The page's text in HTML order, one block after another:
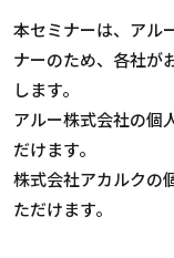
本セミナーは、アル
ナーのため、各社が
します。
アルー株式会社の個
だけます。
株式会社アカルクの
ただけます。